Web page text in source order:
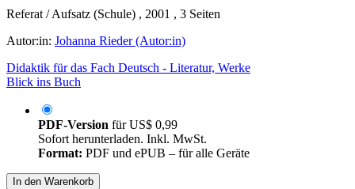
Referat / Aufsatz (Schule) , 2001 , 3 Seiten
Autor:in: Johanna Rieder (Autor:in)
Didaktik für das Fach Deutsch - Literatur, Werke
Blick ins Buch
PDF-Version fürUS$ 0,99
Sofort herunterladen. Inkl. MwSt.
Format: PDF und ePUB – für alle Geräte
In den Warenkorb